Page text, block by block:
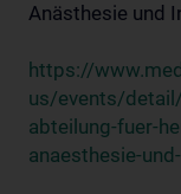
Anästhesie und
https://
us/events/
abteilung-fuer-
anaesthesie-